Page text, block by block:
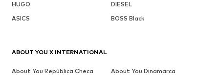
HUGO
DIESEL
ASICS
BOSS Black
ABOUT YOU X INTERNATIONAL
About You República Checa
About You Dinamarca